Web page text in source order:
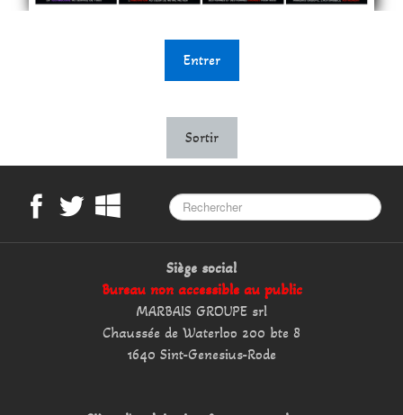
Entrer
Sortir
Siège social
Bureau non accessible au public
MARBAIS GROUPE srl
Chaussée de Waterloo 200 bte 8
1640 Sint-Genesius-Rode